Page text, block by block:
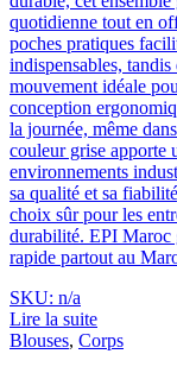
quotidienne tout en
poches pratiques
indispensables, tandis
mouvement idéale
conception
la journée, même
couleur grise apporte
environnements
sa qualité et sa
choix sûr pour les
durabilité. EPI Maroc
rapide partout au
SKU: n/a
Lire la suite
Blouses, Corps